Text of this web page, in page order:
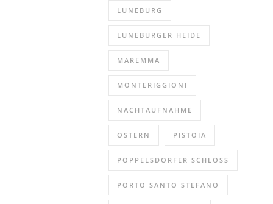
LÜNEBURG
LÜNEBURGER HEIDE
MAREMMA
MONTERIGGIONI
NACHTAUFNAHME
OSTERN PISTOIA
POPPELSDORFER SCHLOSS
PORTO SANTO STEFANO